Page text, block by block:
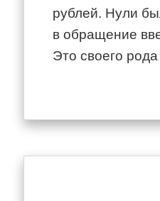
рублей. Нули
в обращение
Это своего